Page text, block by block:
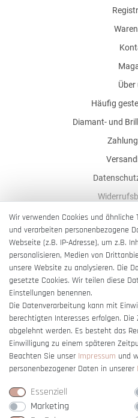
Über
Häufig
Diamant- und
Wir verwenden Cookies und
und verarbeiten personenbezogene
Webseite (z.B. IP-Adresse), um z.B.
personalisieren, Medien von
unsere Website zu analysieren. Die
gesetzte Cookies. Wir teilen diese
Einstellungen benennen.
Die Datenverarbeitung kann mit
berechtigten Interesses erfolgen.
abgelehnt werden. Es besteht das
Einwilligung zu einem späteren
Beachten Sie unser Impressum und
personenbezogener Daten in unserer
Essenziell
Marketing